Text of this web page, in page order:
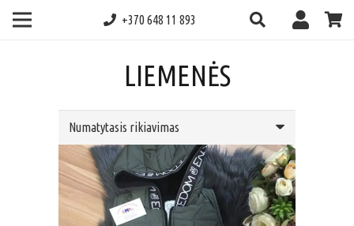
+370 648 11 893
LIEMENĖS